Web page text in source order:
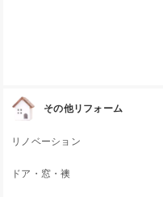
その他リフォーム
リノベーション
ドア・窓・襖